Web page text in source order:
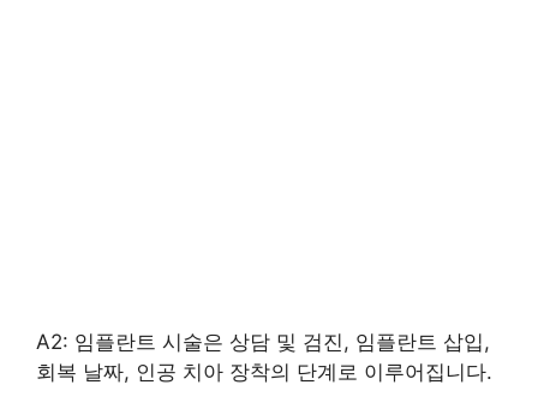
A2: 임플란트 시술은 상담 및 검진, 임플란트 삽입,
회복 날짜, 인공 치아 장착의 단계로 이루어집니다.